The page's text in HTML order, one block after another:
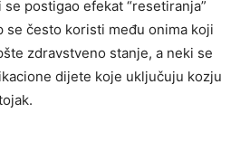
postigao efekat “resetiranja”
se često koristi među onima koji
zdravstveno stanje, a neki se
dijete koje uključuju kozju